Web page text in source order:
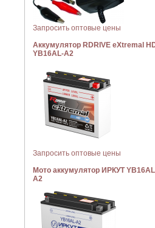
Запросить оптовые цены
Аккумулятор RDRIVE eXtremal
YB16AL-A2
Запросить оптовые цены
Мото аккумулятор ИРКУТ
A2